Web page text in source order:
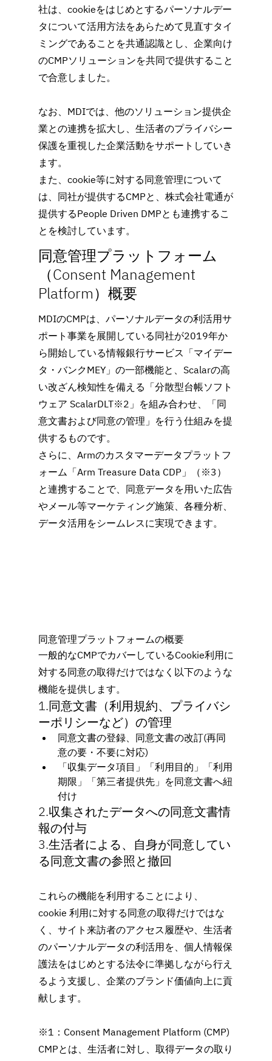
社は、cookieをはじめとするパーソナルデー
タについて活用方法をあらためて見直すタイ
ミングであることを共通認識とし、企業向け
のCMPソリューションを共同で提供すること
で合意しました。
なお、MDIでは、他のソリューション提供企
業との連携を拡大し、生活者のプライバシー
保護を重視した企業活動をサポートしていき
ます。
また、cookie等に対する同意管理について
は、同社が提供するCMPと、株式会社電通が
提供するPeople Driven DMPとも連携するこ
とを検討しています。
同意管理プラットフォーム
（Consent Management
Platform）概要
MDIのCMPは、パーソナルデータの利活用サ
ポート事業を展開している同社が2019年か
ら開始している情報銀行サービス「マイデー
タ・バンクMEY」の一部機能と、Scalarの高
い改ざん検知性を備える「分散型台帳ソフト
ウェア ScalarDLT※2」を組み合わせ、「同
意文書および同意の管理」を行う仕組みを提
供するものです。
さらに、Armのカスタマーデータプラットフ
ォーム「Arm Treasure Data CDP」（※3）
と連携することで、同意データを用いた広告
やメール等マーケティング施策、各種分析、
データ活用をシームレスに実現できます。
同意管理プラットフォームの概要
一般的なCMPでカバーしているCookie利用に
対する同意の取得だけではなく以下のような
機能を提供します。
1.同意文書（利用規約、プライバシ
ーポリシーなど）の管理
同意文書の登録、同意文書の改訂(再同
意の要・不要に対応)
「収集データ項目」「利用目的」「利用
期限」「第三者提供先」を同意文書へ紐
付け
2.収集されたデータへの同意文書情
報の付与
3.生活者による、自身が同意してい
る同意文書の参照と撤回
これらの機能を利用することにより、
cookie 利用に対する同意の取得だけではな
く、サイト来訪者のアクセス履歴や、生活者
のパーソナルデータの利活用を、個人情報保
護法をはじめとする法令に準拠しながら行え
るよう支援し、企業のブランド価値向上に貢
献します。
※1：Consent Management Platform (CMP)
CMPとは、生活者に対し、取得データの取り